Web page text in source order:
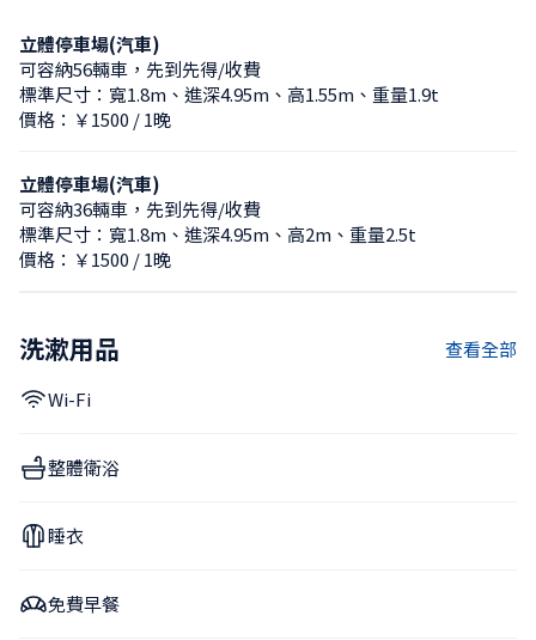
立體停車場(汽車)
可容納56輛車，先到先得/收費
標準尺寸：寬1.8m、進深4.95m、高1.55m、重量1.9t
價格：￥1500 / 1晚
立體停車場(汽車)
可容納36輛車，先到先得/收費
標準尺寸：寬1.8m、進深4.95m、高2m、重量2.5t
價格：￥1500 / 1晚
洗漱用品 查看全部
Wi-Fi
整體衛浴
睡衣
免費早餐